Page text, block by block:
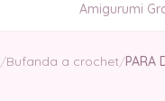
Amigurumi
/Bufanda a crochet/PARA